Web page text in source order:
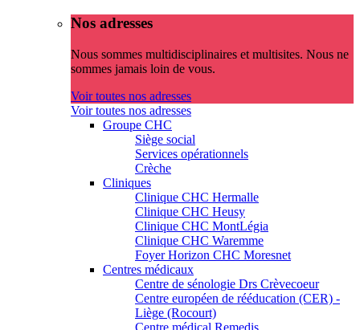
Nos adresses
Nous sommes multidisciplinaires et multisites. Nous ne
sommes jamais loin de vous.
Voir toutes nos adresses
Voir toutes nos adresses
Groupe CHC
Siège social
Services opérationnels
Crèche
Cliniques
Clinique CHC Hermalle
Clinique CHC Heusy
Clinique CHC MontLégia
Clinique CHC Waremme
Foyer Horizon CHC Moresnet
Centres médicaux
Centre de sénologie Drs Crèvecoeur
Centre européen de rééducation (CER) -
Liège (Rocourt)
Centre médical Remedis